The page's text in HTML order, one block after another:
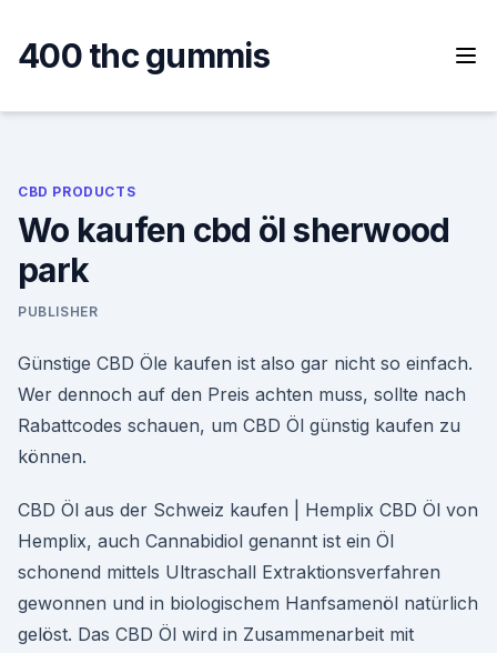
content
400 thc gummis
CBD PRODUCTS
Wo kaufen cbd öl sherwood
park
PUBLISHER
Günstige CBD Öle kaufen ist also gar nicht so einfach.
Wer dennoch auf den Preis achten muss, sollte nach
Rabattcodes schauen, um CBD Öl günstig kaufen zu
können.
CBD Öl aus der Schweiz kaufen | Hemplix CBD Öl von
Hemplix, auch Cannabidiol genannt ist ein Öl
schonend mittels Ultraschall Extraktionsverfahren
gewonnen und in biologischem Hanfsamenöl natürlich
gelöst. Das CBD Öl wird in Zusammenarbeit mit